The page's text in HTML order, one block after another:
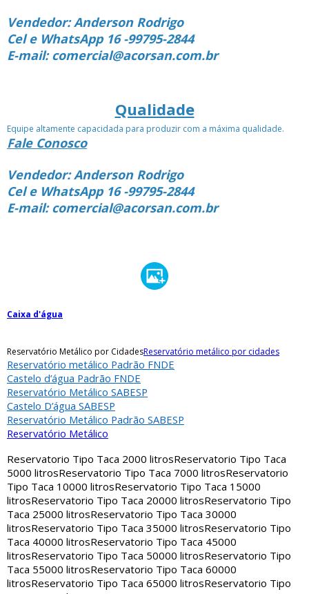
Vendedor: Anderson Rodrigo
Cel e WhatsApp 16 -99795-2844
E-mail: comercial@acorsan.com.br
Qualidade
Equipe altamente capacidada para produzir com a máxima qualidade.
Fale Conosco
Vendedor: Anderson Rodrigo
Cel e WhatsApp 16 -99795-2844
E-mail: comercial@acorsan.com.br
Caixa d'água
Reservatório Metálico por CidadesReservatório metálico por cidades
Reservatório metálico Padrão FNDE
Castelo d’água Padrão FNDE
Reservatório Metálico SABESP
Castelo D’água SABESP
Reservatório Metálico Padrão SABESP
Reservatório Metálico
Reservatorio Tipo Taca 2000 litrosReservatorio Tipo Taca
5000 litrosReservatorio Tipo Taca 7000 litrosReservatorio
Tipo Taca 10000 litrosReservatorio Tipo Taca 15000
litrosReservatorio Tipo Taca 20000 litrosReservatorio Tipo
Taca 25000 litrosReservatorio Tipo Taca 30000
litrosReservatorio Tipo Taca 35000 litrosReservatorio Tipo
Taca 40000 litrosReservatorio Tipo Taca 45000
litrosReservatorio Tipo Taca 50000 litrosReservatorio Tipo
Taca 55000 litrosReservatorio Tipo Taca 60000
litrosReservatorio Tipo Taca 65000 litrosReservatorio Tipo